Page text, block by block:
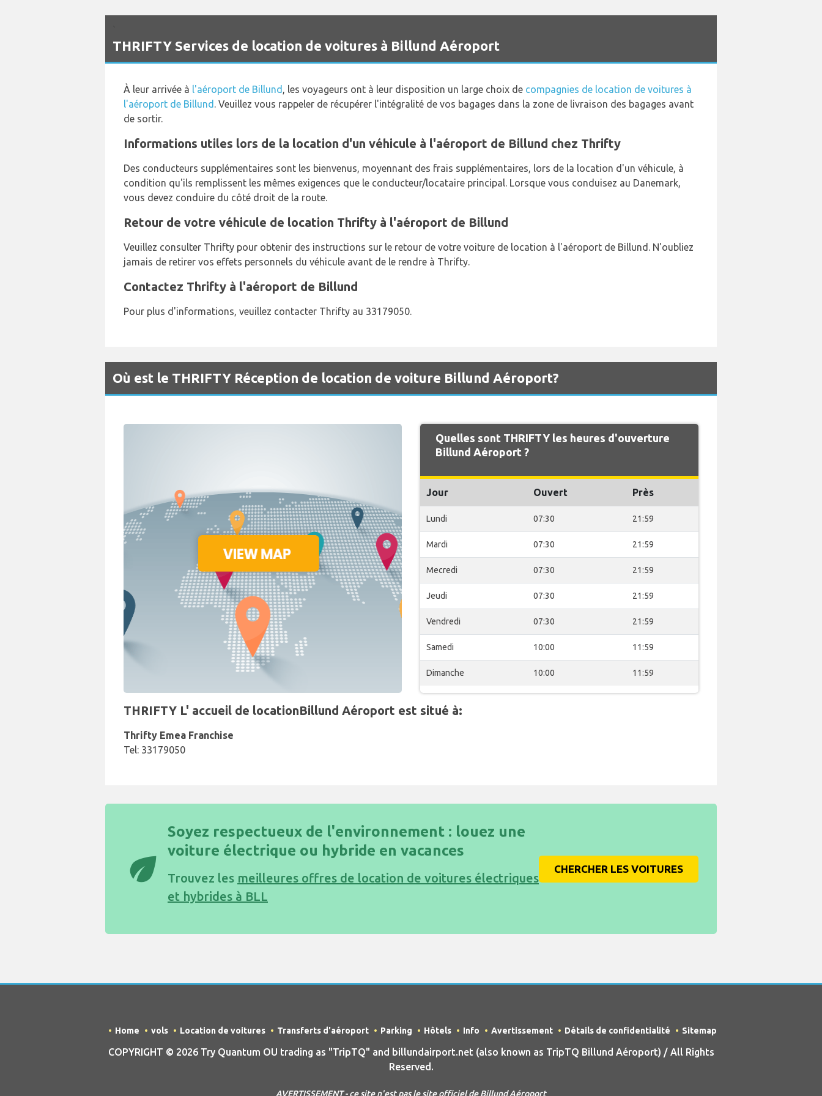
THRIFTY Services de location de voitures à Billund Aéroport
À leur arrivée à l'aéroport de Billund , les voyageurs ont à leur disposition un large choix de compagnies de location de voitures à
l'aéroport de Billund . Veuillez vous rappeler de récupérer l'intégralité de vos bagages dans la zone de livraison des bagages avant
de sortir.
Informations utiles lors de la location d'un véhicule à l'aéroport de Billund chez Thrifty
Des conducteurs supplémentaires sont les bienvenus, moyennant des frais supplémentaires, lors de la location d'un véhicule, à
condition qu'ils remplissent les mêmes exigences que le conducteur/locataire principal. Lorsque vous conduisez au Danemark,
vous devez conduire du côté droit de la route.
Retour de votre véhicule de location Thrifty à l'aéroport de Billund
Veuillez consulter Thrifty pour obtenir des instructions sur le retour de votre voiture de location à l'aéroport de Billund. N'oubliez
jamais de retirer vos effets personnels du véhicule avant de le rendre à Thrifty.
Contactez Thrifty à l'aéroport de Billund
Pour plus d'informations, veuillez contacter Thrifty au 33179050.
Où est le THRIFTY Réception de location de voiture Billund Aéroport?
Quelles sont THRIFTY les heures d'ouverture
Billund Aéroport ?
Jour Ouvert Près
Lundi 07:30 21:59
Mardi 07:30 21:59
Mecredi 07:30 21:59
Jeudi 07:30 21:59
Vendredi 07:30 21:59
Samedi 10:00 11:59
Dimanche 10:00 11:59
THRIFTY L' accueil de locationBillund Aéroport est situé à:
Thrifty Emea Franchise
Tel: 33179050
eco
Soyez respectueux de l'environnement : louez une
voiture électrique ou hybride en vacances
Trouvez les meilleures offres de location de voitures électriques
et hybrides à BLL
CHERCHER LES VOITURES
Home vols Location de voitures Transferts d'aéroport Parking Hôtels Info Avertissement Détails de confidentialité Sitemap
COPYRIGHT © 2026 Try Quantum OU trading as "TripTQ" and billundairport.net (also known as TripTQ Billund Aéroport) / All Rights
Reserved.
AVERTISSEMENT - ce site n'est pas le site officiel de Billund Aéroport